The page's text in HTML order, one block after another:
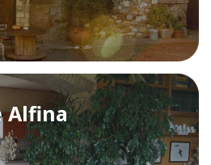
Alfina